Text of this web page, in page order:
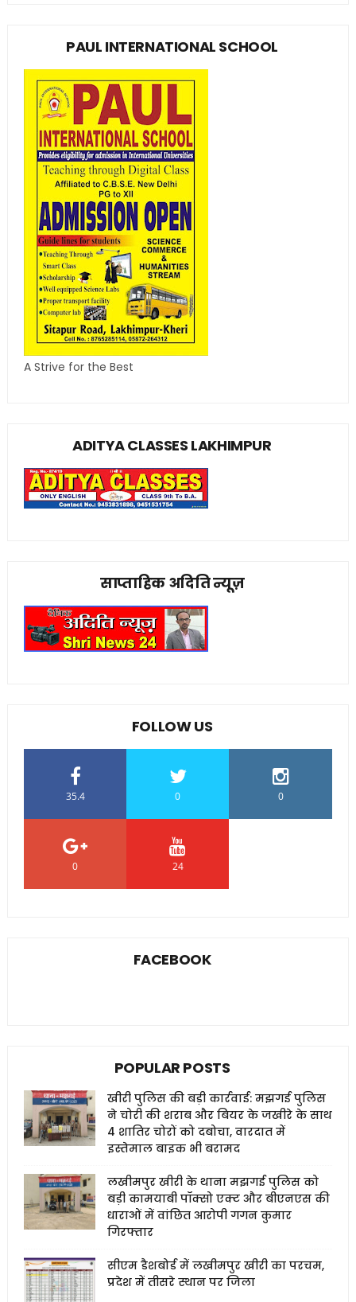
PAUL INTERNATIONAL SCHOOL
A Strive for the Best
ADITYA CLASSES LAKHIMPUR
साप्ताहिक अदिति न्यूज़
FOLLOW US
35.4 0 0
0 24
FACEBOOK
POPULAR POSTS
खीरी पुलिस की बड़ी कार्रवाई: मझगई पुलिस
ने चोरी की शराब और बियर के जखीरे के साथ
4 शातिर चोरों को दबोचा, वारदात में
इस्तेमाल बाइक भी बरामद
लखीमपुर खीरी के थाना मझगई पुलिस को
बड़ी कामयाबी पॉक्सो एक्ट और बीएनएस की
धाराओं में वांछित आरोपी गगन कुमार
गिरफ्तार
सीएम डैशबोर्ड में लखीमपुर खीरी का परचम,
प्रदेश में तीसरे स्थान पर जिला